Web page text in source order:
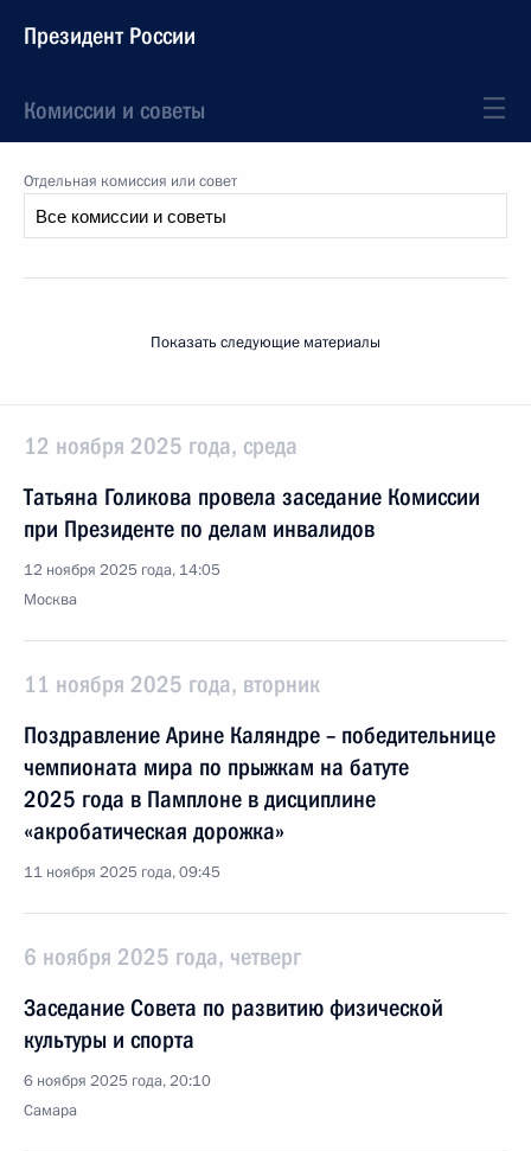
Президент России
Комиссии и советы
Отдельная комиссия или совет
Показать следующие материалы
12 ноября 2025 года, среда
Татьяна Голикова провела заседание Комиссии
при Президенте по делам инвалидов
12 ноября 2025 года, 14:05
Москва
11 ноября 2025 года, вторник
Поздравление Aрине Каляндре – победительнице
чемпионата мира по прыжкам на батуте
2025 года в Памплоне в дисциплине
«акробатическая дорожка»
11 ноября 2025 года, 09:45
6 ноября 2025 года, четверг
Заседание Совета по развитию физической
культуры и спорта
6 ноября 2025 года, 20:10
Самара